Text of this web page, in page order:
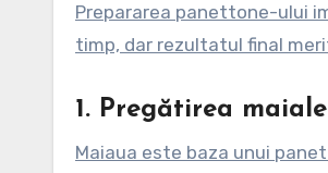
Prepararea panettone-ului
timp, dar rezultatul final
1. Pregătirea
Maiaua este baza unui